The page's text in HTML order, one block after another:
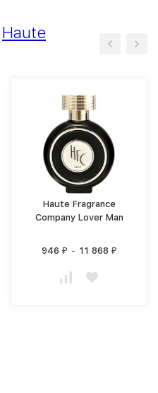
Haute
Haute Fragrance
Company Lover Man
946 ₽ - 11 868 ₽